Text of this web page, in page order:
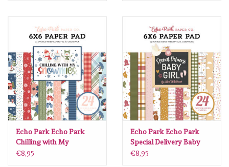
OLO Markers
Impronte D'autore
Uitverkoop
Siliconen mal
Echo Park Echo Park
Chilling with My
Snowmies 6 x6
€8,95
Echo Park Echo Park
Special Delivery Baby
Girl 6 x6
€8,95